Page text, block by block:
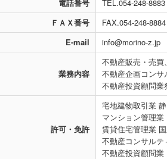
電話番号
TEL.054-248-8883
ＦＡＸ番号
FAX.054-248-8884
E-mail
info@morino-z.jp
業務内容
不動産販売・売
不動産企画コンサ
不動産投資顧問業
許可・免許
宅地建物取引業
マンション管理
賃貸住宅管理業
不動産コンサルテ
不動産投資顧問業